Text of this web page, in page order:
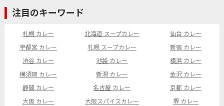
注目のキーワード
札幌 カレー 北海道 スープカレー
仙台 カレー
宇都宮 カレー
札幌 スープカレー
新宿 カレー
渋谷 カレー
池袋 カレー
横浜 カレー
横須賀 カレー
新潟 カレー
金沢 カレー
静岡 カレー
名古屋 カレー
京都 カレー
大阪 カレー
大阪スパイスカレー
堺 カレー